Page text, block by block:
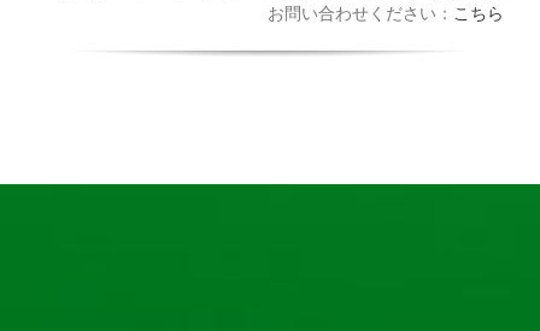
お問い合わせください： こちら